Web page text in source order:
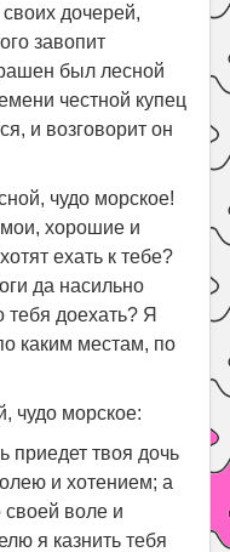
дочерей,
завопит
был лесной
честной купец
и возговорит он
чудо морское!
хорошие и
ехать к тебе?
да насильно
тебя доехать? Я
каким местам, по
чудо морское:
приедет твоя дочь
и хотением; а
своей воле и
я казнить тебя